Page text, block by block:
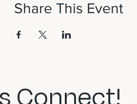
Share This Event
Connect!